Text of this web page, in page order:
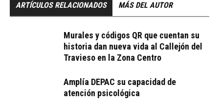
ARTÍCULOS RELACIONADOS MÁS DEL AUTOR
Murales y códigos QR que cuentan su
historia dan nueva vida al Callejón del
Travieso en la Zona Centro
Amplía DEPAC su capacidad de
atención psicológica